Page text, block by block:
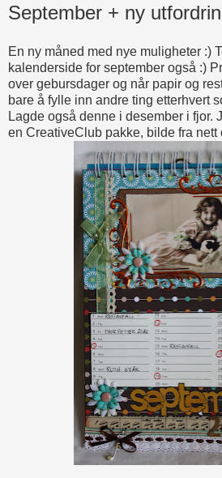
September + ny
En ny måned med nye muligheter :)
kalenderside for september også :)
over gebursdager og når papir og
bare å fylle inn andre ting etterhvert
Lagde også denne i desember i fjor.
en CreativeClub pakke, bilde fra nett